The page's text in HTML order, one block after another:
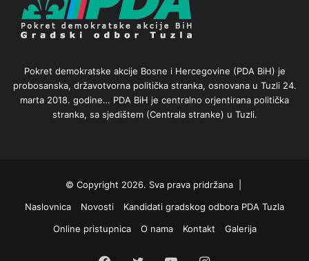
Pokret demokratske akcije Bosne i Hercegovine (PDA BiH) je
probosanska, državotvorna politička stranka, osnovana u Tuzli 24.
marta 2018. godine… PDA BiH je centralno orjentirana politička
stranka, sa sjedištem (Centrala stranke) u Tuzli.
© Copyright 2026. Sva prava pridržana |
Naslovnica
Novosti
Kandidati gradskog odbora PDA Tuzla
Online pristupnica
O nama Kontakt Galerija